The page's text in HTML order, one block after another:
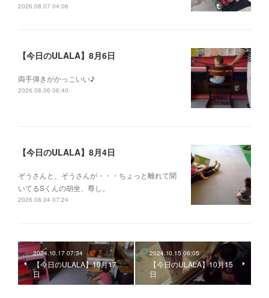
2026.08.07 04:06
【今日のULALA】8月6日
両手弾きがかっこいい♪
2026.08.06 06:40
【今日のULALA】8月4日
ぞうさんと、ぞうさんが・・・ちょっと離れて聞
いてるSくんの胡坐、尊し。
2026.08.04 07:24
2024.10.17 07:34
【今日のULALA】10月17
日
2024.10.15 06:05
【今日のULALA】10月15
日